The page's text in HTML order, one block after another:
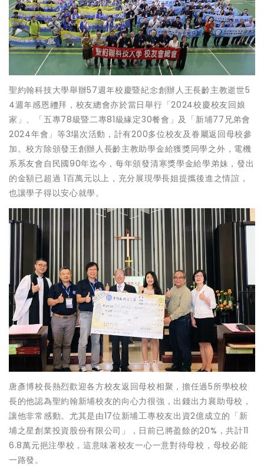
聖約翰科技大學舉辦57週年校慶暨紀念創辦人王長齡主教逝世5
4週年感恩禮拜，校友總會亦於當日舉行「2024校慶校友回娘
家」、「五專78級暨二專81級緣定30餐會」及「新埔77兄弟會
2024年會」等3場次活動，計有200多位校友及眷屬返回母校參
加。校方除頒發王創辦人長齡主教助學金給獲獎同學之外，電機
系系友會自民國90年迄今，每年頒發清寒獎學金給學弟妹，發出
的金額已超過 1百萬元以上，充分展現學長姐提攜後進之情誼，
也讓學子得以安心就學。
唐彥博校長熱烈歡迎各方校友返回母校相聚，擔任過5所學校校
長的他認為聖約翰新埔校友的向心力很強，出錢出力襄助母校，
讓他非常感動。尤其是由17位新埔工專校友出資2億成立的「新
埔之星創業投資股份有限公司」，日前已將盈餘的20%，共計11
6.8萬元挹注學校，這意味著校友一心一意對待母校，母校必能
一路發。